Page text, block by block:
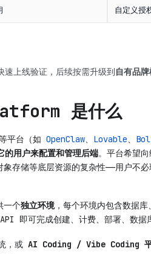
自定义授
速上线验证，后续按需升级到自有品
是什么
平台（如 OpenClaw、 Lovable、
用户来配置和管理后端。平台希望
存储等底层资源的复杂性——用户不
一个独立环境，每个环境内包含数据
即可完成创建、计费、部署、数据
，或 AI Coding / Vibe Coding